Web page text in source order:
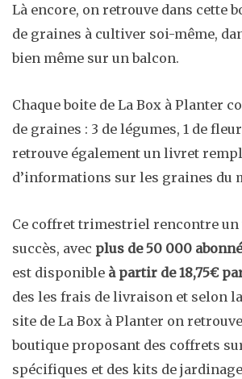
Là encore, on retrouve dans cette
de graines à cultiver soi-même,
bien même sur un balcon.
Chaque boite de La Box à Planter
de graines : 3 de légumes, 1 de
retrouve également un livret
d’informations sur les graines du
Ce coffret trimestriel rencontre un
succès, avec plus de 50 000
est disponible à partir de 18,75€
des les frais de livraison et selon
site de La Box à Planter on
boutique proposant des coffrets
spécifiques et des kits de